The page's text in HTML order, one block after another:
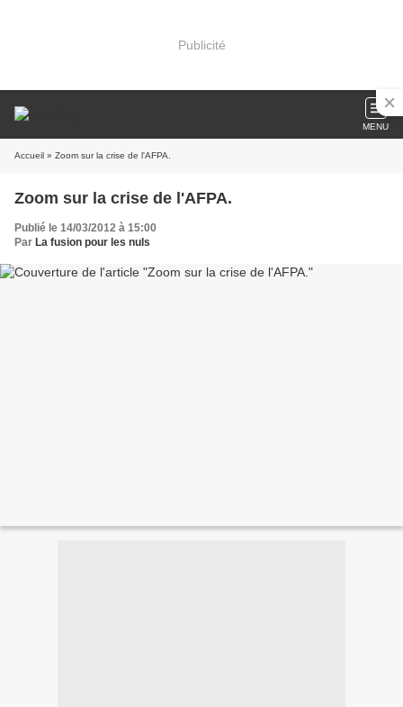
Publicité
MENU
Accueil » Zoom sur la crise de l'AFPA.
Zoom sur la crise de l'AFPA.
Publié le 14/03/2012 à 15:00
Par La fusion pour les nuls